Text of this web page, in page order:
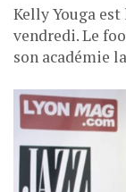
Kelly Youga est
vendredi. Le
son académie